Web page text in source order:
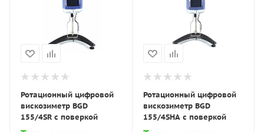
Ротационный цифровой
вискозиметр BGD
155/4SR с поверкой
Ротационный цифровой
вискозиметр BGD
155/4SHA с поверкой